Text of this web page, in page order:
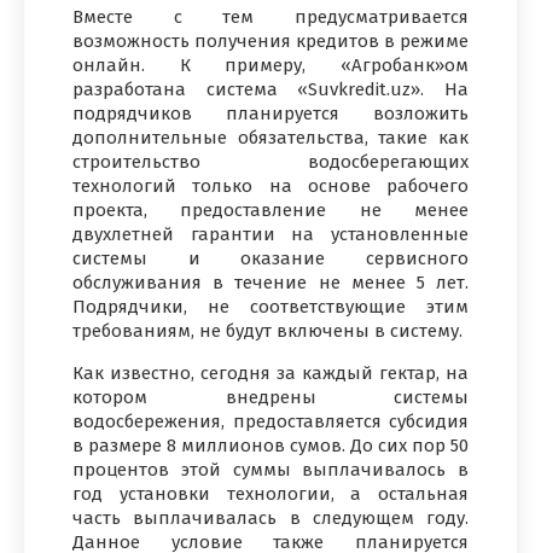
Вместе с тем предусматривается
возможность получения кредитов в режиме
онлайн. К примеру, «Агробанк»ом
разработана система «Suvkredit.uz». На
подрядчиков планируется возложить
дополнительные обязательства, такие как
строительство водосберегающих
технологий только на основе рабочего
проекта, предоставление не менее
двухлетней гарантии на установленные
системы и оказание сервисного
обслуживания в течение не менее 5 лет.
Подрядчики, не соответствующие этим
требованиям, не будут включены в систему.
Как известно, сегодня за каждый гектар, на
котором внедрены системы
водосбережения, предоставляется субсидия
в размере 8 миллионов сумов. До сих пор 50
процентов этой суммы выплачивалось в
год установки технологии, а остальная
часть выплачивалась в следующем году.
Данное условие также планируется